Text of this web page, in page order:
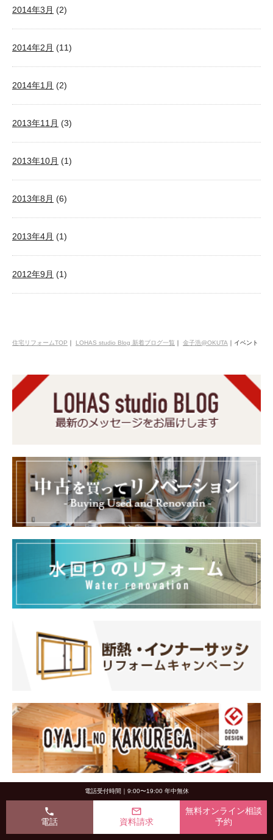
2014年3月 (2)
2014年2月 (11)
2014年1月 (2)
2013年11月 (3)
2013年10月 (1)
2013年8月 (6)
2013年4月 (1)
2012年9月 (1)
住宅リフォームTOP ｜ LOHAS studio Blog 新着ブログ一覧 ｜ 金子浩@OKUTA ｜ イベント
電話受付時間｜9:00〜19:00 年中無休
phone
電話
mail_outline
資料請求
無料オンライン相談
予約